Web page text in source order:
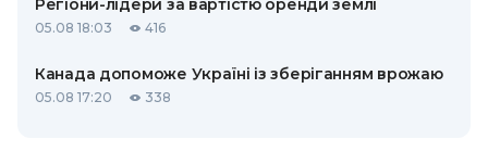
Регіони-лідери за вартістю оренди землі
05.08 18:03 416
Канада допоможе Україні із зберіганням врожаю
05.08 17:20 338